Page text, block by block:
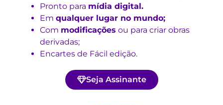
Pronto para mídia digital.
Em qualquer lugar no mundo;
Com modificações ou para criar obras
derivadas;
Encartes de Fácil edição.
Seja Assinante